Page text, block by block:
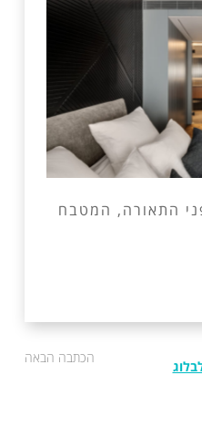
התאורה, המטבח
הכתבה הבאה